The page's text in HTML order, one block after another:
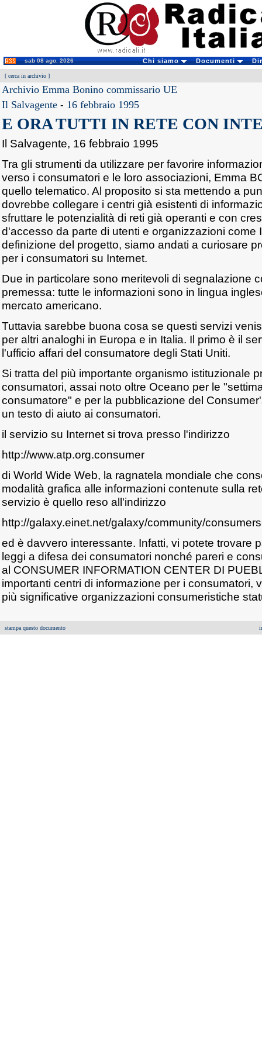
sab 08 ago. 2026 Chi siamo Documenti
[ cerca in archivio ]
Archivio Emma Bonino commissario UE
Il Salvagente - 16 febbraio 1995
E ORA TUTTI IN RETE CON
Il Salvagente, 16 febbraio 1995
Tra gli strumenti da utilizzare per favorire
verso i consumatori e le loro associazioni, Emma
quello telematico. Al proposito si sta mettendo a
dovrebbe collegare i centri già esistenti di
sfruttare le potenzialità di reti già operanti e con
d'accesso da parte di utenti e organizzazioni come
definizione del progetto, siamo andati a curiosare
per i consumatori su Internet.
Due in particolare sono meritevoli di segnalazione
premessa: tutte le informazioni sono in lingua
mercato americano.
Tuttavia sarebbe buona cosa se questi servizi
per altri analoghi in Europa e in Italia. Il primo è il
l'ufficio affari del consumatore degli Stati Uniti.
Si tratta del più importante organismo istituzionale
consumatori, assai noto oltre Oceano per le
consumatore" e per la pubblicazione del
un testo di aiuto ai consumatori.
il servizio su Internet si trova presso l'indirizzo
http://www.atp.org.consumer
di World Wide Web, la ragnatela mondiale che
modalità grafica alle informazioni contenute sulla
servizio è quello reso all'indirizzo
http://galaxy.einet.net/galaxy/community/
ed è davvero interessante. Infatti, vi potete trovare
leggi a difesa dei consumatori nonché pareri e
al CONSUMER INFORMATION CENTER DI
importanti centri di informazione per i consumatori,
più significative organizzazioni consumeristiche
stampa questo documento